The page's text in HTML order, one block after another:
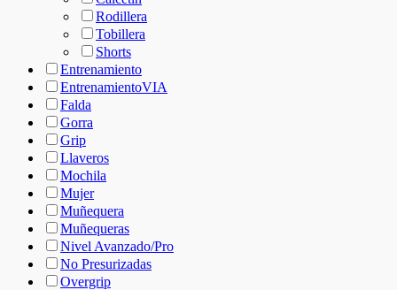
Rodillera
Tobillera
Shorts
Entrenamiento
EntrenamientoVIA
Falda
Gorra
Grip
Llaveros
Mochila
Mujer
Muñequera
Muñequeras
Nivel Avanzado/Pro
No Presurizadas
Overgrip